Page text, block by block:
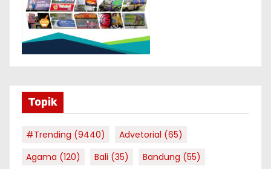
Topik
#Trending (9440) Advetorial (65)
Agama (120) Bali (35) Bandung (55)